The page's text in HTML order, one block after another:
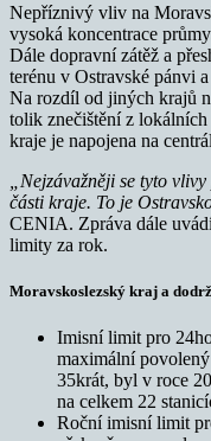
Nepříznivý vliv na
vysoká koncentrace
Dále dopravní zátěž a
terénu v Ostravské pánvi
Na rozdíl od jiných krajů
tolik znečištění z
kraje je napojena na
„Nejzávažněji se tyto
části kraje. To je
CENIA. Zpráva dále
limity za rok.
Moravskoslezský kraj a
Imisní limit pro
maximální
35krát, byl v roce
na celkem 22
Roční imisní limit